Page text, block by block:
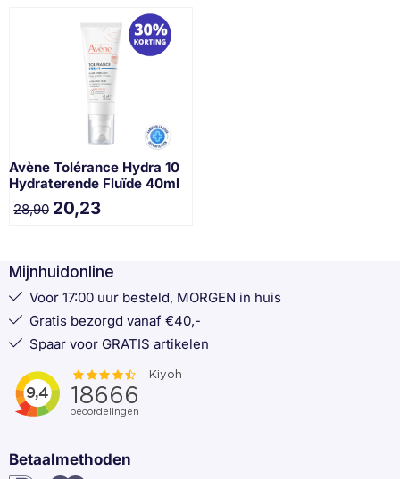
Avène Tolérance Hydra 10
Hydraterende Fluïde 40ml
28,90 20,23
Mijnhuidonline
Voor 17:00 uur besteld, MORGEN in huis
Gratis bezorgd vanaf €40,-
Spaar voor GRATIS artikelen
Betaalmethoden